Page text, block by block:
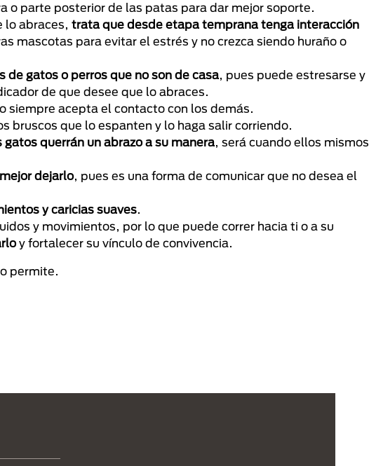
o parte posterior de las patas para dar mejor soporte.
lo abraces, trata que desde etapa temprana tenga interacción
mascotas para evitar el estrés y no crezca siendo huraño o
de gatos o perros que no son de casa, pues puede estresarse y
de que desee que lo abraces.
siempre acepta el contacto con los demás.
bruscos que lo espanten y lo haga salir corriendo.
querrán un abrazo a su manera, será cuando ellos mismos
dejarlo, pues es una forma de comunicar que no desea el
y caricias suaves.
y movimientos, por lo que puede correr hacia ti o a su
y fortalecer su vínculo de convivencia.
permite.